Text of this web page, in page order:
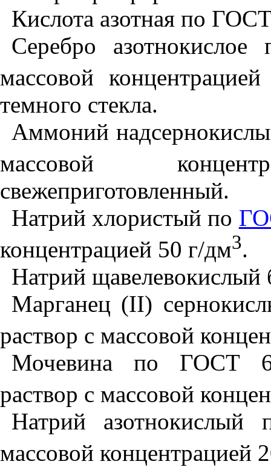
Кислота азотная по
Серебро
массовой
темного стекла.
Аммоний
массовой
свежеприготовленный.
Натрий хлористый по
концентрацией 50 г/дм3.
Натрий
Марганец (II)
раствор с массовой
Мочевина по ГОСТ
раствор с массовой
Натрий
массовой концентрацией